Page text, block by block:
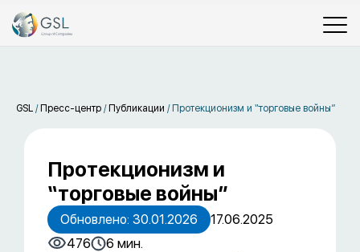
GSL / Пресс-центр / Публикации / Протекционизм и “торговые войны”
Протекционизм и
“торговые войны”
Обновлено: 30.01.2026
17.06.2025
476
6 мин.